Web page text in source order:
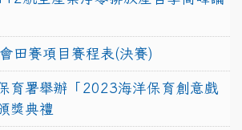
田賽項目賽程表(決賽)
育署舉辦「2023海洋保育創意戲
獎典禮